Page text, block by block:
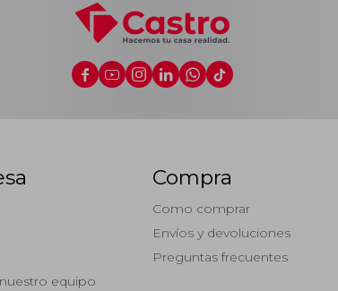
     
equipo
Compra
Como comprar
Envíos y devoluciones
Preguntas frecuentes